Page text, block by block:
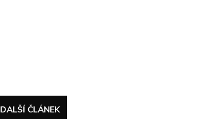
DALŠÍ ČLÁNEK